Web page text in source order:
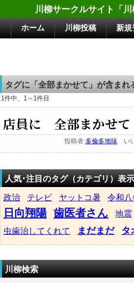
川柳サークルサイト「川
ホーム 川柳投稿 新規
タグに「全部まかせて」が含まれ
1件中、1～1件目
店員に 全部まかせ
投稿者:多倫多地味 い
人気･注目のタグ（カテゴリ）表示
政治
テレビ ヤットコ暑 令和八
日向翔陽 歯医者さん 地震
虫歯治してくれて まだまだ タ
川柳検索